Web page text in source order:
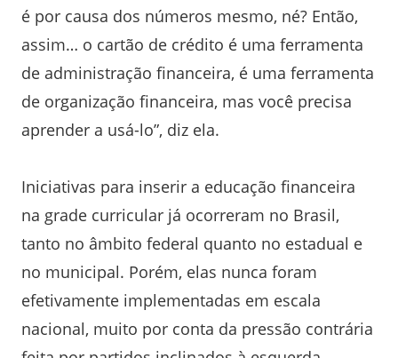
é por causa dos números mesmo, né? Então,
assim… o cartão de crédito é uma ferramenta
de administração financeira, é uma ferramenta
de organização financeira, mas você precisa
aprender a usá-lo”, diz ela.
Iniciativas para inserir a educação financeira
na grade curricular já ocorreram no Brasil,
tanto no âmbito federal quanto no estadual e
no municipal. Porém, elas nunca foram
efetivamente implementadas em escala
nacional, muito por conta da pressão contrária